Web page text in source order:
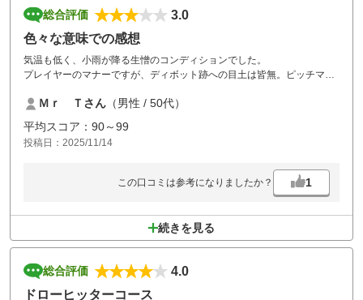
総合評価
3.0
色々な意味での感想
気温も低く、小雨が降る生憎のコンディションでした。
プレイヤーのマナーですが、ディボット跡への目土は皆無。ピッチマー
挙げ句の果てに後方からの素人グループの打ち込み。なんだかなぁと思
いながら昼食。
メニューは少ない。味も…、お湯割はぬるい…
コメントをしている方の感想がよくわかりました。
なんだか天気同様に冴えないラウンドになってしまいました。
Ｍｒ Ｔさん （男性 / 50代）
平均スコア：90～99
投稿日：2025/11/14
この口コミは参考になりましたか？ 1
続きを見る
総合評価
4.0
ドローヒッターコース